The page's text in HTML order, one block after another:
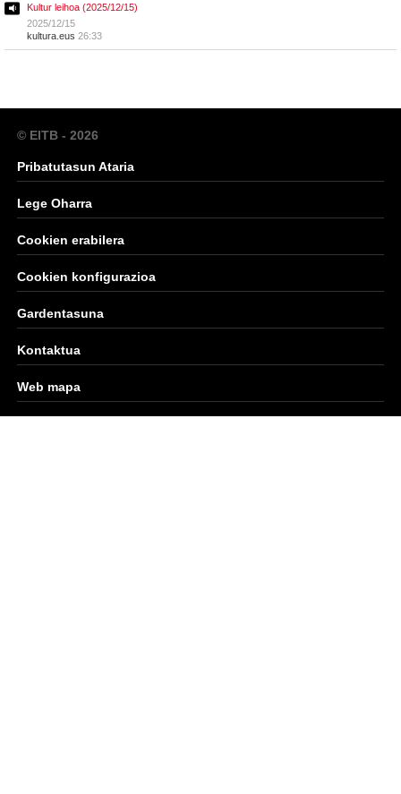
Kultur leihoa (2025/12/15)
2025/12/15
kultura.eus 26:33
© EITB - 2026
Pribatutasun Ataria
Lege Oharra
Cookien erabilera
Cookien konfigurazioa
Gardentasuna
Kontaktua
Web mapa